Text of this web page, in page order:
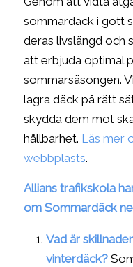
sommardäck i gott
deras livslängd och
att erbjuda optimal
sommarsäsongen.
lagra däck på rätt
skydda dem mot
hållbarhet. Läs mer
webbplasts.
Allians trafikskola
om Sommardäck
Vad är
vinterdäck?